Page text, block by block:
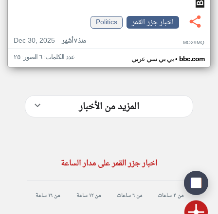
اخبار جزر القمر
Politics
Dec 30, 2025
منذ ٧ أشهر MO29MQ
بي بي سي عربي• bbc.com عدد الكلمات: ٦ الصور: ٢٥
المزيد من الأخبار
اخبار جزر القمر على مدار الساعة
من ٣ ساعات من ٦ ساعات من ١٢ ساعة من ١٦ ساعة